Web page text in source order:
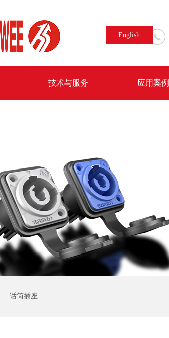
English
技术与服务 应用案例
话筒插座